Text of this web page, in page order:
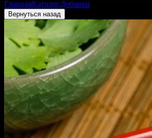
ГлавнаяКаталогДобавки
Вернуться назад